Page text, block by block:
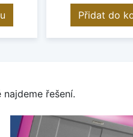
Přidat do
řešení.